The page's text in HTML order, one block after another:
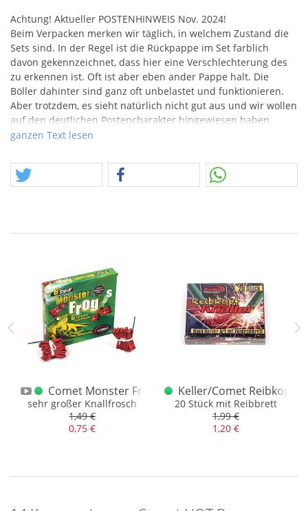
Achtung! Aktueller POSTENHINWEIS Nov. 2024!
Beim Verpacken merken wir täglich, in welchem Zustand die
Sets sind. In der Regel ist die Rückpappe im Set farblich
davon gekennzeichnet, dass hier eine Verschlechterung des
zu erkennen ist. Oft ist aber eben ander Pappe halt. Die
Böller dahinter sind ganz oft unbelastet und funktionieren.
Aber trotzdem, es sieht natürlich nicht gut aus und wir wollen
auf den deutlichen Postencharakter hingewiesen haben.
Sehr großes Knallsortiment aus dem Jahr 2015!
Der riesen Flatschen stammt aus Karstadt und war in neuerer
Ausführung auch zuletzt noch bei Edeka zu bekommen. Alle
Größen sind vertreten und als Höhepunkt eine große D-Böller
können die Sets auch Lagerspuren und einen sogenannten
Postencharakter aufweisen. Viele Sets haben sichtbare
Flecken auf der Rückseite (Pappeinleger) und demPVC-Beutel
im allgemeinen. Die Probe hat aber ergeben, dass die
Knallerchen funktionieren und durchaus mit den Jahren
besser geworden sind oder einfach noch besser waren.
ganzen Text lesen
Knallsortiment
mit Colorful Bangers
Comet Monster Frogs 6er rote Frösche
sehr großer Knallfrosch
1,49 €
0,75 €
Keller/Comet
20 Stück mit Reibbrett
1,99 €
1,20 €